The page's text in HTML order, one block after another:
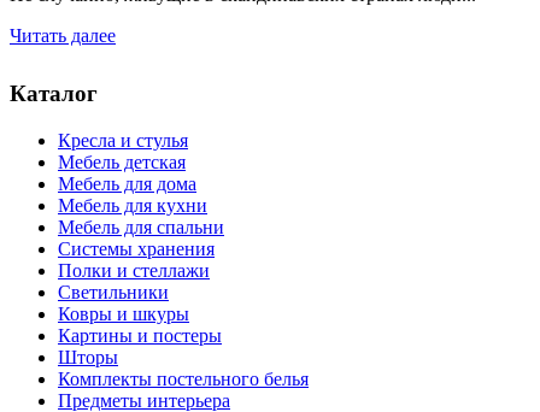
Читать далее
Каталог
Кресла и стулья
Мебель детская
Мебель для дома
Мебель для кухни
Мебель для спальни
Системы хранения
Полки и стеллажи
Светильники
Ковры и шкуры
Картины и постеры
Шторы
Комплекты постельного белья
Предметы интерьера